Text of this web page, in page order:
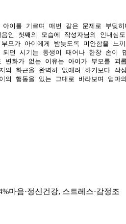
이를 기르며 매번 같은 문제로 부딪
인 첫째의 모습에 작성자님의 인내
부모가 아이에게 밤늦도록 미안함을
던 시기는 동생이 태어나 한창 손이
변화가 없는 이유는 아이가 부모를
의 화근을 완벽히 없애려 하기보다 작
의 행동을 있는 그대로 바라보며 엄
마음·정신건강, 스트레스·감정조